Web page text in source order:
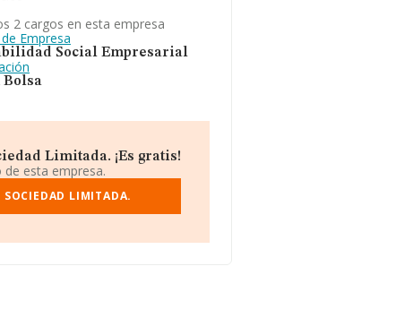
2 cargos en esta empresa
Empresa
Social Empresarial
Bolsa
Limitada. ¡Es gratis!
esta empresa.
LIMITADA.